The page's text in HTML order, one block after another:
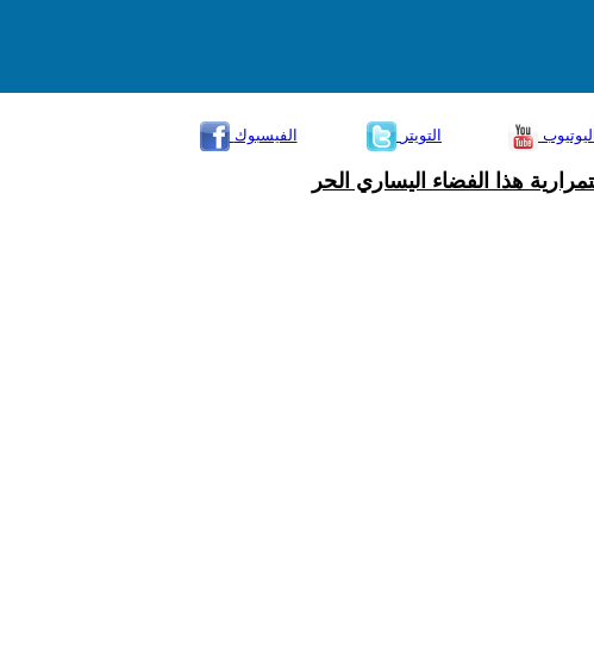
الفيسبوك
التويتر اليوتيوب
هذا الفضاء اليساري الحر